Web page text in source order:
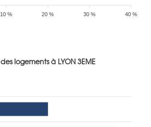
40 %
30 %
20 %
10 %
logements à LYON 3EME